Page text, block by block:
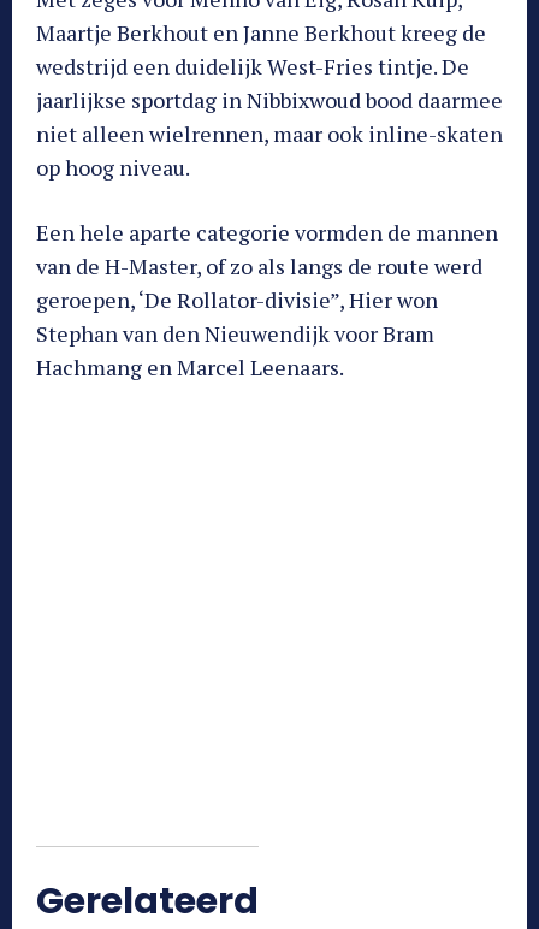
Maartje Berkhout en Janne Berkhout kreeg de
wedstrijd een duidelijk West-Fries tintje. De
jaarlijkse sportdag in Nibbixwoud bood daarmee
niet alleen wielrennen, maar ook inline-skaten
op hoog niveau.
Een hele aparte categorie vormden de mannen
van de H-Master, of zo als langs de route werd
geroepen, ‘De Rollator-divisie”, Hier won
Stephan van den Nieuwendijk voor Bram
Hachmang en Marcel Leenaars.
Gerelateerd